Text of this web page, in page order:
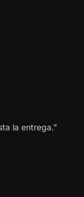
la entrega.”